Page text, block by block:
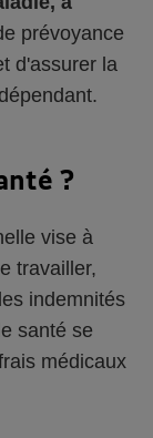
prévoyance
d'assurer la
?
vise à
travailler,
indemnités
santé se
médicaux